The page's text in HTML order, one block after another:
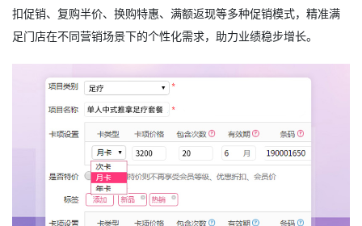
扣促销、复购半价、换购特惠、满额返现等多种促销模式，精准满
足门店在不同营销场景下的个性化需求，助力业绩稳步增长。